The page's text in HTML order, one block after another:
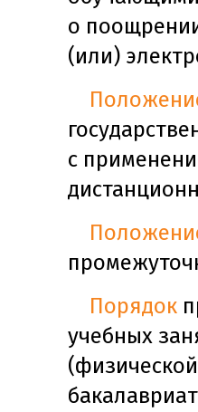
о
(или)
с
Порядок
учебных